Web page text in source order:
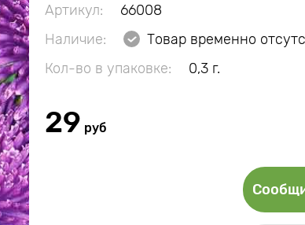
Артикул:
66008
Наличие:
Товар временно
Кол-во в упаковке:
0,3 г.
29 руб